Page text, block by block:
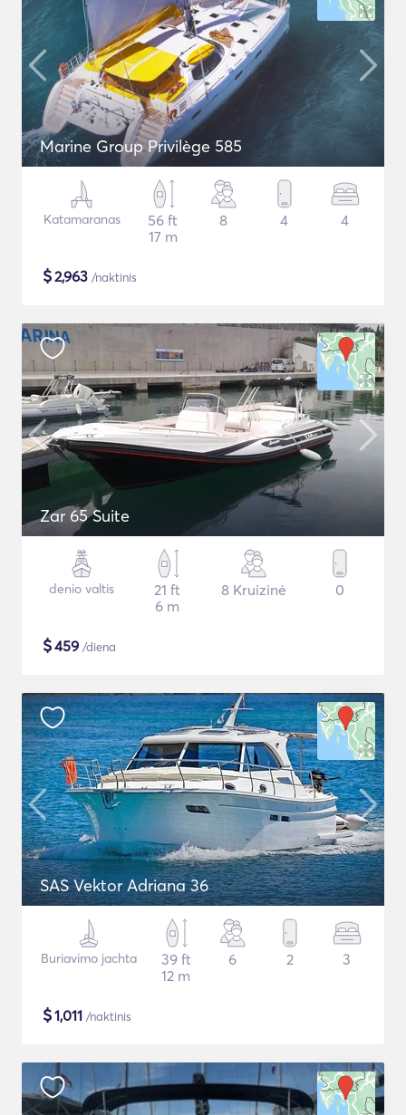
Marine Group Privilège 585
Katamaranas
56 ft
17 m
8 4 4
$2,963 /naktinis
Zar 65 Suite
denio valtis
21 ft
6 m
8 Kruizinė 0
$459 /diena
SAS Vektor Adriana 36
Buriavimo jachta
39 ft
12 m
6 2 3
$1,011 /naktinis